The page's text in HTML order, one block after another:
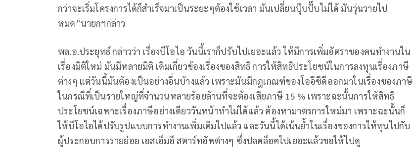
กว่าจะเริ่มโครงการได้ก็สำเร็จมาเป็นระยะๆต้องใช้เวลา มันเปลี่ยนปุ๊บปั๊บไม่ได้ มันวุ่นวายไป
หมด”นายกฯกล่าว
พล.อ.ประยุทธ์ กล่าวว่า เรื่องบีโอไอ วันนี้เราก็ปรับไปเยอะแล้ว ให้มีการเพิ่มอัตราของคนทำงานใน
เรื่องมิติใหม่ มันมีหลายมิติ เดิมเกี่ยวข้องเรื่องของสิทธิ การให้สิทธิประโยชน์ในการลงทุนเรื่องภาษี
ต่างๆ แต่วันนี้มันต้องเป็นอย่างอื่นบ้างแล้ว เพราะมันมีกฎเกณฑ์ของโออีซีดีออกมาในเรื่องของภาษี
ในกรณีที่เป็นรายใหญ่ที่จำนวนหลายร้อยล้านที่จะต้องเสียภาษี 15 % เพราะฉะนั้นการให้สิทธิ
ประโยชน์เฉพาะเรื่องภาษีอย่างเดียววันหน้าทำไม่ได้แล้ว ต้องหามาตรการใหม่มา เพราะฉะนั้นก็
ให้บีโอไอได้ปรับรูปแบบการทำงานเพิ่มเติมไปแล้ว และวันนี้ได้เน้นย้ำในเรื่องของการให้ทุนไปกับ
ผู้ประกอบการรายย่อย เอสเอ็มอี สตาร์ทอัพต่างๆ ซึ่งปลดล็อคไปเยอะแล้วขอให้ไปดู